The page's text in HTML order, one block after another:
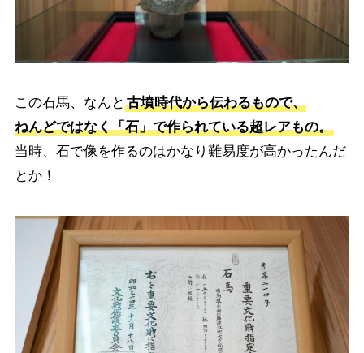
この石馬、なんと 古墳時代から伝わるもので、
ねんどではなく「石」で作られている超レアもの。
当時、石で像を作るのはかなり難易度が高かったんだ
とか！